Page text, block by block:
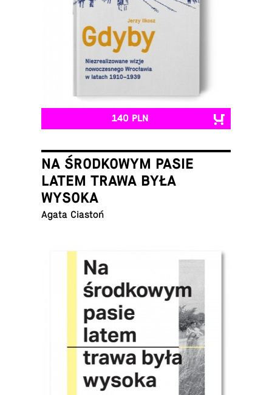
140 PLN
NA ŚRODKOWYM PASIE
LATEM TRAWA BYŁA
WYSOKA
Agata Ciastoń